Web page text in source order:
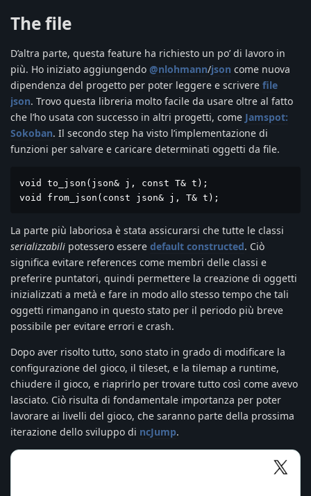
The file
D’altra parte, questa feature ha richiesto un po’ di lavoro in
più. Ho iniziato aggiungendo @nlohmann/json come nuova
dipendenza del progetto per poter leggere e scrivere file
json. Trovo questa libreria molto facile da usare oltre al fatto
che l’ho usata con successo in altri progetti, come Jamspot:
Sokoban. Il secondo step ha visto l’implementazione di
funzioni per salvare e caricare determinati oggetti da file.
void to_json(json& j, const T& t);
void from_json(const json& j, T& t);
La parte più laboriosa è stata assicurarsi che tutte le classi
serializzabili potessero essere default constructed. Ciò
significa evitare references come membri delle classi e
preferire puntatori, quindi permettere la creazione di oggetti
inizializzati a metà e fare in modo allo stesso tempo che tali
oggetti rimangano in questo stato per il periodo più breve
possibile per evitare errori e crash.
Dopo aver risolto tutto, sono stato in grado di modificare la
configurazione del gioco, il tileset, e la tilemap a runtime,
chiudere il gioco, e riaprirlo per trovare tutto così come avevo
lasciato. Ciò risulta di fondamentale importanza per poter
lavorare ai livelli del gioco, che saranno parte della prossima
iterazione dello sviluppo di ncJump.